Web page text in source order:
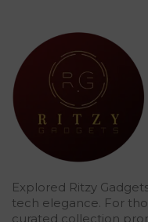
Explored Ritzy
tech elegance. For
curated collection